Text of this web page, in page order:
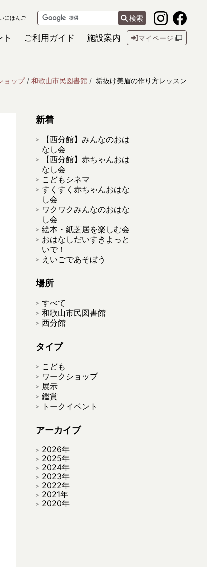
にほんご 検索
ト ご利用ガイド 施設案内 マイページ
ョップ 和歌山市民図書館 垢抜け美眉の作り方レッスン
新着
【西分館】みんなのおは
なし会
【西分館】赤ちゃんおは
なし会
こどもシネマ
すくすく赤ちゃんおはな
し会
ワクワクみんなのおはな
し会
絵本・紙芝居を楽しむ会
おはなしだいすきよっと
いで！
えいごであそぼう
場所
すべて
和歌山市民図書館
西分館
タイプ
こども
ワークショップ
展示
鑑賞
トークイベント
アーカイブ
2026年
2025年
2024年
2023年
2022年
2021年
2020年